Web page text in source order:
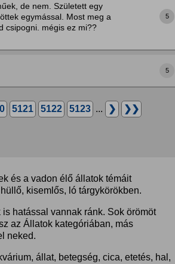
de nem. Született egy
egymással. Most meg a
csipogni. mégis ez mi??
5
5
5121 5122 5123 ... ❯ ❯❯
és a vadon élő állatok témáit
kisemlős, ló tárgykörökben.
hatással vannak ránk. Sok örömöt
az Állatok kategóriában, más
neked.
állat, betegség, cica, etetés, hal,